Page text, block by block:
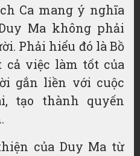
Ca mang ý nghĩa
Ma không phải
Phải hiểu đó là Bồ
việc làm tốt của
gắn liền với cuộc
tạo thành quyến
của Duy Ma từ